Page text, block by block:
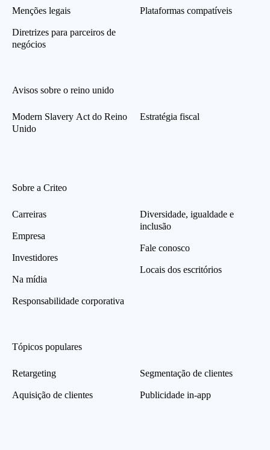
Menções legais
Diretrizes para parceiros de
negócios
Plataformas compatíveis
Avisos sobre o reino unido
Modern Slavery Act do Reino
Unido
Estratégia fiscal
Sobre a Criteo
Carreiras
Empresa
Investidores
Na mídia
Responsabilidade corporativa
Diversidade, igualdade e
inclusão
Fale conosco
Locais dos escritórios
Tópicos populares
Retargeting
Aquisição de clientes
Segmentação de clientes
Publicidade in-app